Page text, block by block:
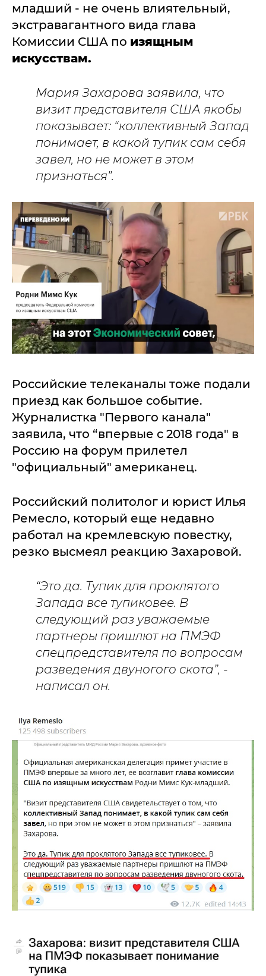
младший - не очень влиятельный,
экстравагантного вида глава
Комиссии США по изящным
искусствам.
Мария Захарова заявила, что
визит представителя США якобы
показывает: “коллективный Запад
понимает, в какой тупик сам себя
завел, но не может в этом
признаться”.
Российские телеканалы тоже подали
приезд как большое событие.
Журналистка "Первого канала"
заявила, что “впервые с 2018 года" в
Россию на форум прилетел
"официальный" американец.
Российский политолог и юрист Илья
Ремесло, который еще недавно
работал на кремлевскую повестку,
резко высмеял реакцию Захаровой.
“Это да. Тупик для проклятого
Запада все тупиковее. В
следующий раз уважаемые
партнеры пришлют на ПМЭФ
спецпредставителя по вопросам
разведения двуногого скота”, -
написал он.